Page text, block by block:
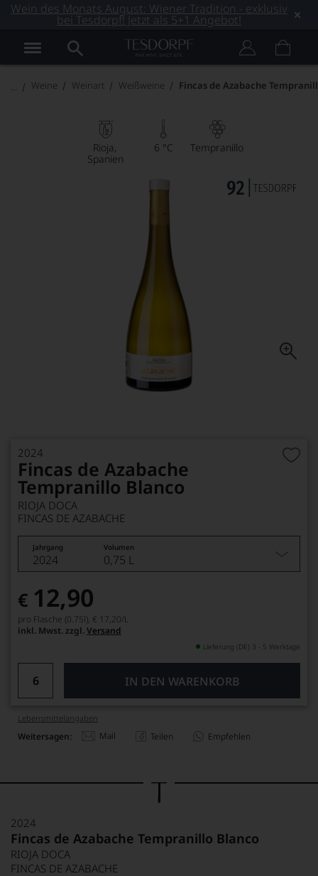
Wein des Monats August: Wiener Tradition - exklusiv
bei Tesdorpf! Jetzt als 5+1 Angebot!
Weine Weinart Weißweine Fincas de Azabache
Rioja
Spanien
6 °C Tempranillo
2024
Fincas de Azabache
Tempranillo Blanco
RIOJA DOCA
FINCAS DE AZABACHE
Jahrgang Volumen
2024 0,75 L
€ 12,90
pro Flasche (0.75l), € 17,20/L
inkl. Mwst. zzgl. Versand
Lieferung (DE) 3 - 5 Werktage
IN DEN WARENKORB
Lebensmittel­angaben
Weitersagen: Mail Teilen Empfehlen
2024
Fincas de Azabache Tempranillo Blanco
RIOJA DOCA
FINCAS DE AZABACHE